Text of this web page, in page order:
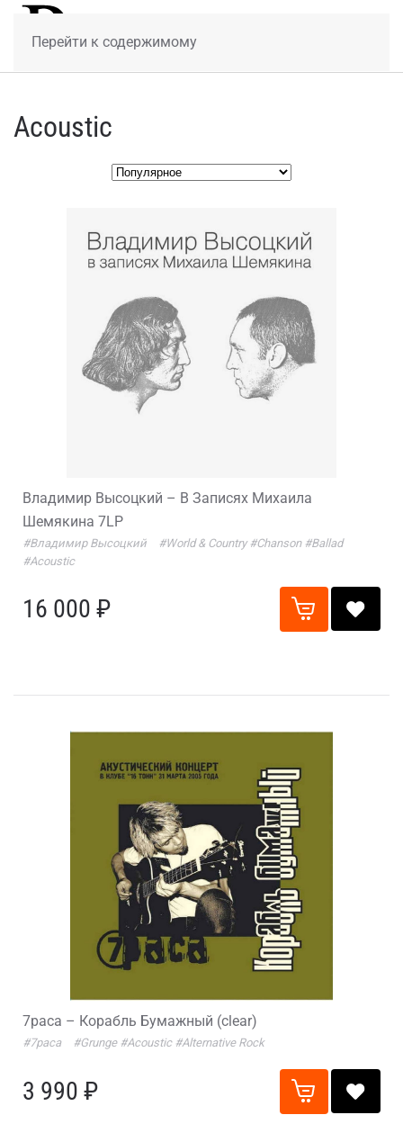
Перейти к содержимому
Acoustic
Владимир Высоцкий – В Записях Михаила
Шемякина 7LP
#Владимир Высоцкий #World & Country #Chanson #Ballad
#Acoustic
16 000 ₽
7раса – Корабль Бумажный (clear)
#7раса #Grunge #Acoustic #Alternative Rock
3 990 ₽